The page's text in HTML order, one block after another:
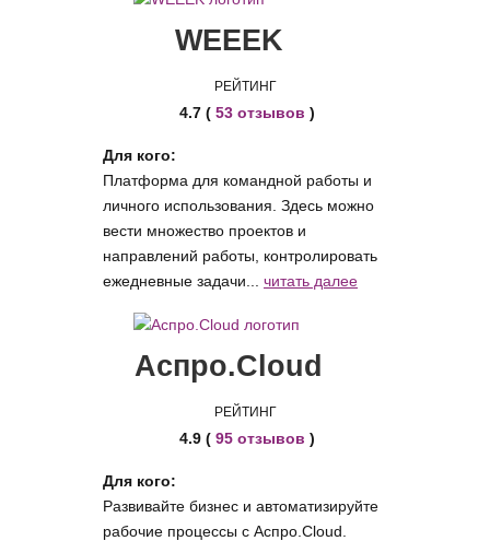
WEEEK
РЕЙТИНГ
4.7 ( 53 отзывов )
Для кого:
Платформа для командной работы и
личного использования. Здесь можно
вести множество проектов и
направлений работы, контролировать
ежедневные задачи... читать далее
Аспро.Cloud
РЕЙТИНГ
4.9 ( 95 отзывов )
Для кого:
Развивайте бизнес и автоматизируйте
рабочие процессы с Аспро.Cloud.